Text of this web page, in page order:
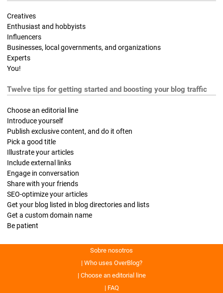
Creatives
Enthusiast and hobbyists
Influencers
Businesses, local governments, and organizations
Experts
You!
Twelve tips for getting started and boosting your blog traffic
Choose an editorial line
Introduce yourself
Publish exclusive content, and do it often
Pick a good title
Illustrate your articles
Include external links
Engage in conversation
Share with your friends
SEO-optimize your articles
Get your blog listed in blog directories and lists
Get a custom domain name
Be patient
Sobre nosotros
Who uses OverBlog?
Choose an editorial line
FAQ